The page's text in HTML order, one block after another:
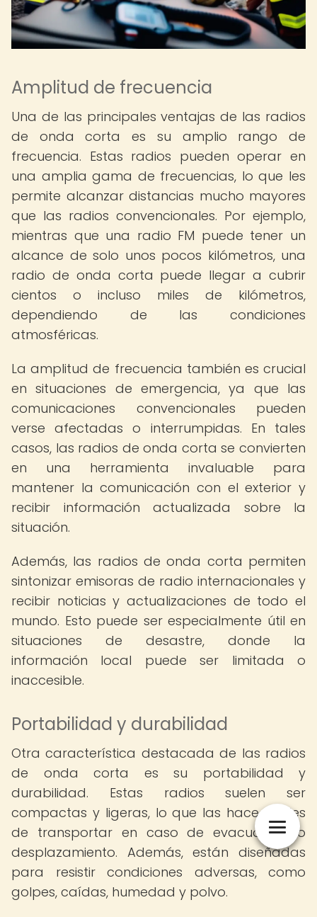
Amplitud de frecuencia
Una de las principales ventajas de las radios
de onda corta es su amplio rango de
frecuencia. Estas radios pueden operar en
una amplia gama de frecuencias, lo que les
permite alcanzar distancias mucho mayores
que las radios convencionales. Por ejemplo,
mientras que una radio FM puede tener un
alcance de solo unos pocos kilómetros, una
radio de onda corta puede llegar a cubrir
cientos o incluso miles de kilómetros,
dependiendo de las condiciones
atmosféricas.
La amplitud de frecuencia también es crucial
en situaciones de emergencia, ya que las
comunicaciones convencionales pueden
verse afectadas o interrumpidas. En tales
casos, las radios de onda corta se convierten
en una herramienta invaluable para
mantener la comunicación con el exterior y
recibir información actualizada sobre la
situación.
Además, las radios de onda corta permiten
sintonizar emisoras de radio internacionales y
recibir noticias y actualizaciones de todo el
mundo. Esto puede ser especialmente útil en
situaciones de desastre, donde la
información local puede ser limitada o
inaccesible.
Portabilidad y durabilidad
Otra característica destacada de las radios
de onda corta es su portabilidad y
durabilidad. Estas radios suelen ser
compactas y ligeras, lo que las hace fáciles
de transportar en caso de evacuación o
desplazamiento. Además, están diseñadas
para resistir condiciones adversas, como
golpes, caídas, humedad y polvo.